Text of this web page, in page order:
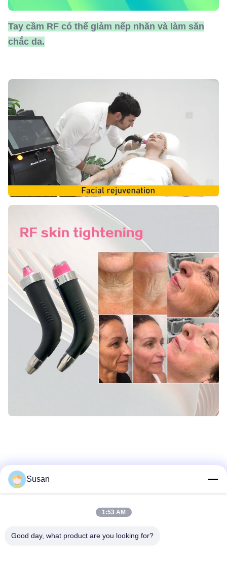
Tay cầm RF có thể giảm nếp nhăn và làm săn
chắc da.
Thiết bị làm đẹp đa chức năng
Susan
1:53 AM
Good day, what product are you looking for?